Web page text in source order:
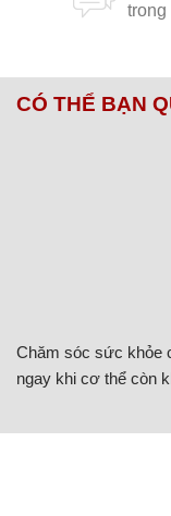
CÓ THỂ BẠN
Chăm sóc sức khỏe
ngay khi cơ thể còn